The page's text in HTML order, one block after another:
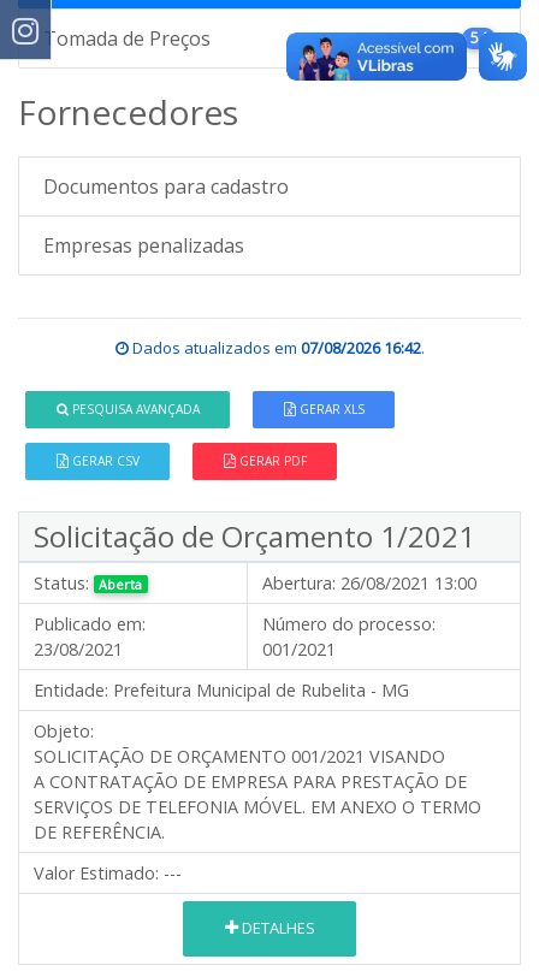
Tomada de Preços 54
Fornecedores
Documentos para cadastro
Empresas penalizadas
Dados atualizados em 07/08/2026 16:42.
PESQUISA AVANÇADA GERAR XLS
GERAR CSV GERAR PDF
Solicitação de Orçamento 1/2021
Status: Aberta Abertura: 26/08/2021 13:00
Publicado em:
23/08/2021
Número do processo:
001/2021
Entidade: Prefeitura Municipal de Rubelita - MG
Objeto:
SOLICITAÇÃO DE ORÇAMENTO 001/2021 VISANDO
A CONTRATAÇÃO DE EMPRESA PARA PRESTAÇÃO DE
SERVIÇOS DE TELEFONIA MÓVEL. EM ANEXO O TERMO
DE REFERÊNCIA.
Valor Estimado: ---
DETALHES